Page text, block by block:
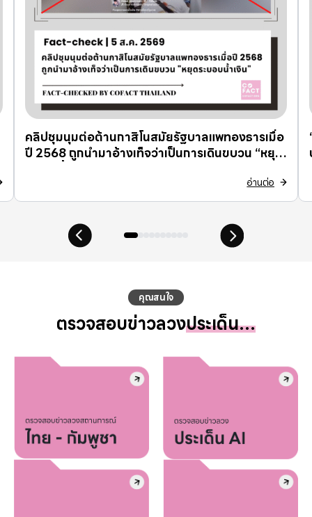
คลิปชุมนุมต่อต้านกาสิโนสมัยรัฐบาลแพทองธารเมื่อ
ปี 2568 ถูกนำมาอ้างเท็จว่าเป็นการเดินขบวน “หยุด
อ่านต่อ
คุณสนใจ
ตรวจสอบข่าวลวงประเด็น…